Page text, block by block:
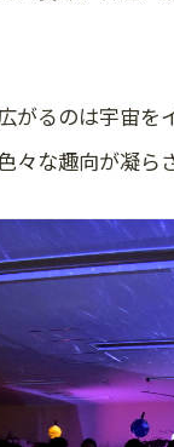
るのは宇宙を
々な趣向が凝ら